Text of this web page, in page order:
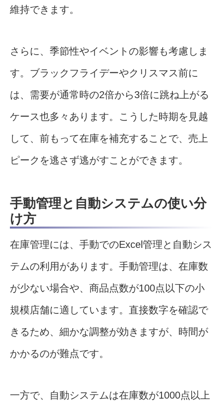
維持できます。
さらに、季節性やイベントの影響も考慮しま
す。ブラックフライデーやクリスマス前に
は、需要が通常時の2倍から3倍に跳ね上がる
ケース也多々あります。こうした時期を見越
して、前もって在庫を補充することで、売上
ピークを逃さず逃がすことができます。
手動管理と自動システムの使い分
け方
在庫管理には、手動でのExcel管理と自動シス
テムの利用があります。手動管理は、在庫数
が少ない場合や、商品点数が100点以下の小
規模店舗に適しています。直接数字を確認で
きるため、細かな調整が効きますが、時間が
かかるのが難点です。
一方で、自動システムは在庫数が1000点以上